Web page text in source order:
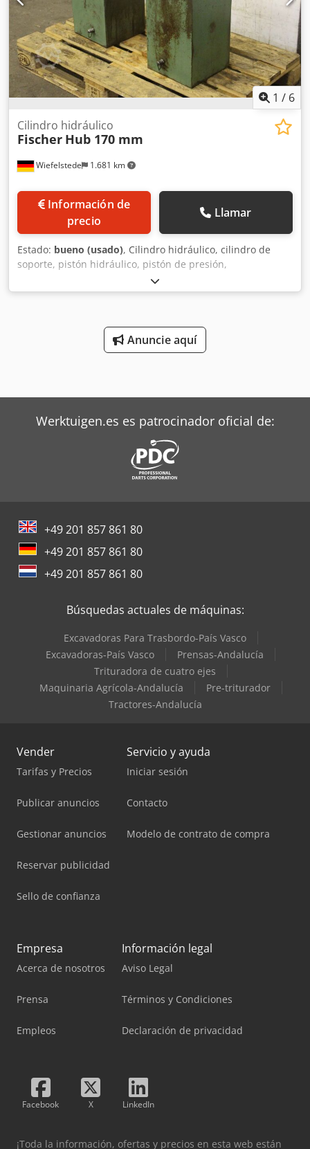
1 / 6
Wiefelstede 1.681 km
Cilindro hidráulico
Fischer Hub 170 mm
Información de
precio
Llamar
Estado: bueno (usado), Cilindro hidráulico, cilindro de
soporte, pistón hidráulico, pistón de presión,
amortiguador hidráulico, cilindro de aumento de presión -
Cilindro hidráulico: procedente de la cizalla de chapa
izquierda / 1 a la derecha -Precio: por unidad -
Dimensiones: 270/270/A565 mm -Peso: 326 kg/unidad
Anuncie aquí
Werktuigen.es es patrocinador oficial de:
+49 201 857 861 80
+49 201 857 861 80
+49 201 857 861 80
Búsquedas actuales de máquinas:
Excavadoras Para Trasbordo-País Vasco
Excavadoras-País Vasco
Prensas-Andalucía
Trituradora de cuatro ejes
Maquinaria Agrícola-Andalucía
Pre-triturador
Tractores-Andalucía
Vender
Tarifas y Precios
Publicar anuncios
Gestionar anuncios
Reservar publicidad
Sello de confianza
Servicio y ayuda
Iniciar sesión
Contacto
Modelo de contrato de compra
Empresa
Acerca de nosotros
Prensa
Empleos
Información legal
Aviso Legal
Términos y Condiciones
Declaración de privacidad
Facebook X LinkedIn
¡Toda la información, ofertas y precios en esta web están